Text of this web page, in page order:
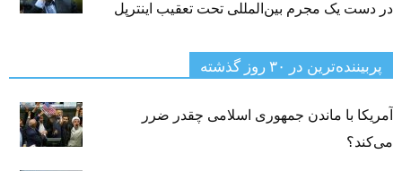
در دست یک مجرم بین‌المللی تحت تعقیب اینترپل
پربیننده‌ترین‌ در ۳۰ روز گذشته
آمریکا با ماندن جمهوری اسلامی چقدر ضرر
می‌کند؟